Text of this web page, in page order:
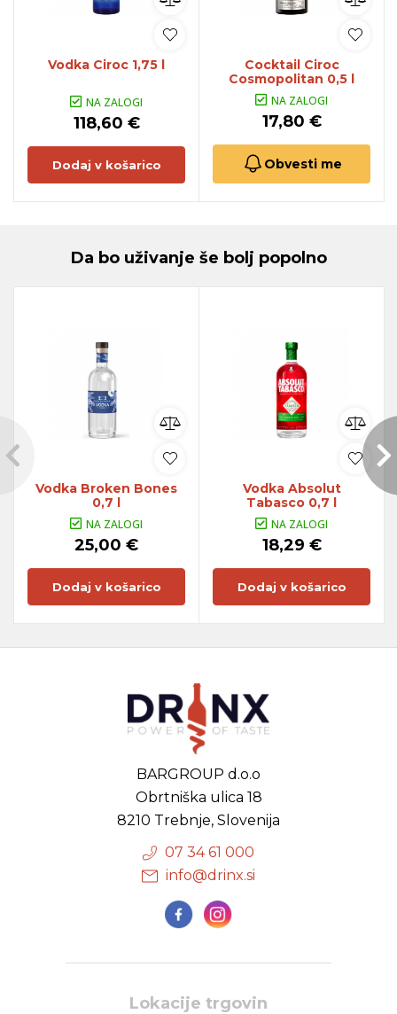
Vodka Ciroc 1,75 l
NA ZALOGI
118,60 €
Dodaj v košarico
Cocktail Ciroc
Cosmopolitan 0,5 l
NA ZALOGI
17,80 €
Obvesti me
Da bo uživanje še bolj popolno
Vodka Broken Bones
0,7 l
NA ZALOGI
25,00 €
Dodaj v košarico
Vodka Absolut
Tabasco 0,7 l
NA ZALOGI
18,29 €
Dodaj v košarico
BARGROUP d.o.o
Obrtniška ulica 18
8210 Trebnje, Slovenija
07 34 61 000
info@drinx.si
Lokacije trgovin